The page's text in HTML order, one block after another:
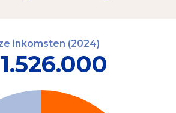
inkomsten (2024)